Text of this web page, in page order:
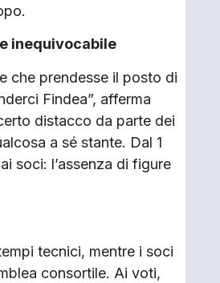
inequivocabile
che prendesse il posto di
Findea”, afferma
distacco da parte dei
a sé stante. Dal 1
soci: l’assenza di figure
tecnici, mentre i soci
consortile. Ai voti,